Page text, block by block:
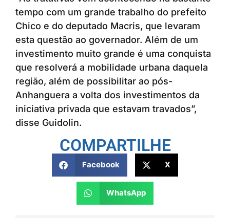
tempo com um grande trabalho do prefeito
Chico e do deputado Macris, que levaram
esta questão ao governador. Além de um
investimento muito grande é uma conquista
que resolverá a mobilidade urbana daquela
região, além de possibilitar ao pós-
Anhanguera a volta dos investimentos da
iniciativa privada que estavam travados”,
disse Guidolin.
COMPARTILHE
Facebook X
WhatsApp